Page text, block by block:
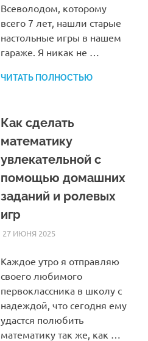
Всеволодом, которому
всего 7 лет, нашли старые
настольные игры в нашем
гараже. Я никак не …
ЧИТАТЬ ПОЛНОСТЬЮ
Как сделать
математику
увлекательной с
помощью домашних
заданий и ролевых
игр
27 ИЮНЯ 2025HOMELESSONS
СТАТЬИ
Каждое утро я отправляю
своего любимого
первоклассника в школу с
надеждой, что сегодня ему
удастся полюбить
математику так же, как …